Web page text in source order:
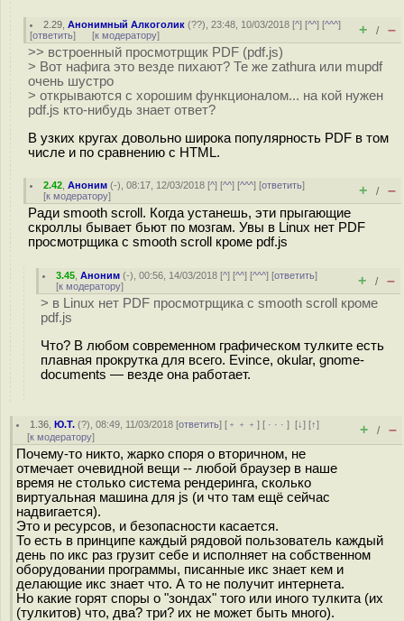
2.29 ,Анонимный Алкоголик (??), 23:48, 10/03/2018 [^] [^^] [^^^]
[ответить] [к модератору] + / –
>> встроенный просмотрщик PDF (pdf.js)
> Вот нафига это везде пихают? Те же zathura или mupdf
очень шустро
> открываются с хорошим функционалом... на кой нужен
pdf.js кто-нибудь знает ответ?
В узких кругах довольно широка популярность PDF в том
числе и по сравнению с HTML.
2.42 ,Аноним (-), 08:17, 12/03/2018 [^] [^^] [^^^] [ответить]
[к модератору] + / –
Ради smooth scroll. Когда устанешь, эти прыгающие
скроллы бывает бьют по мозгам. Увы в Linux нет PDF
просмотрщика с smooth scroll кроме pdf.js
3.45 ,Аноним (-), 00:56, 14/03/2018 [^] [^^] [^^^] [ответить]
[к модератору] + / –
> в Linux нет PDF просмотрщика с smooth scroll кроме
pdf.js
Что? В любом современном графическом тулките есть
плавная прокрутка для всего. Evince, okular, gnome-
documents — везде она работает.
1.36 ,Ю.Т. (?), 08:49, 11/03/2018 [ответить] [ ﹢﹢﹢] [ · · ·][↓] [↑]
[к модератору] + / –
Почему-то никто, жарко споря о вторичном, не
отмечает очевидной вещи -- любой браузер в наше
время не столько система рендеринга, сколько
виртуальная машина для js (и что там ещё сейчас
надвигается).
Это и ресурсов, и безопасности касается.
То есть в принципе каждый рядовой пользователь каждый
день по икс раз грузит себе и исполняет на собственном
оборудовании программы, писанные икс знает кем и
делающие икс знает что. А то не получит интернета.
Но какие горят споры о "зондах" того или иного тулкита (их
(тулкитов) что, два? три? их не может быть много).